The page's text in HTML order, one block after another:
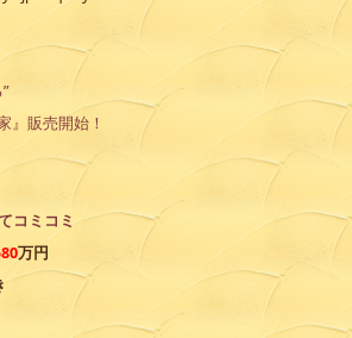
』販売開始！
コミコミ
万円